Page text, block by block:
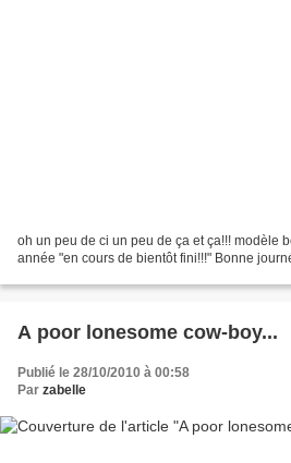
oh un peu de ci un peu de ça et ça!!! modèle
année "en cours de bientôt fini!!!" Bonne
A poor lonesome cow-boy...
Publié le 28/10/2010 à 00:58
Par zabelle